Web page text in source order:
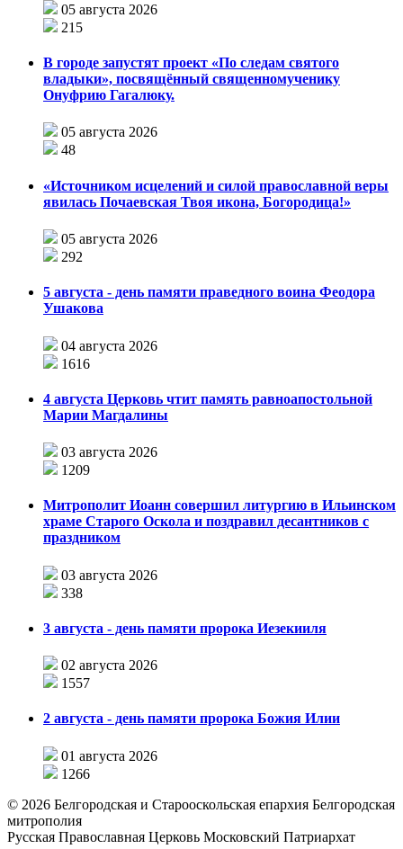
05 августа 2026
215
В городе запустят проект «По следам святого
владыки», посвящённый священномученику
Онуфрию Гагалюку.
05 августа 2026
48
«Источником исцелений и силой православной веры
явилась Почаевская Твоя икона, Богородица!»
05 августа 2026
292
5 августа - день памяти праведного воина Феодора
Ушакова
04 августа 2026
1616
4 августа Церковь чтит память равноапостольной
Марии Магдалины
03 августа 2026
1209
Митрополит Иоанн совершил литургию в Ильинском
храме Старого Оскола и поздравил десантников с
праздником
03 августа 2026
338
3 августа - день памяти пророка Иезекииля
02 августа 2026
1557
2 августа - день памяти пророка Божия Илии
01 августа 2026
1266
© 2026 Белгородская и Старооскольская епархия Белгородская
митрополия
Русская Православная Церковь Московский Патриархат